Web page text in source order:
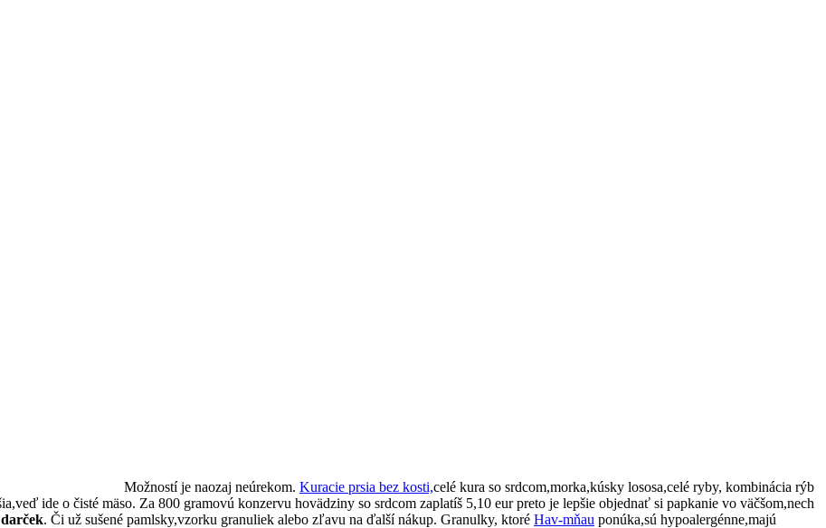
Možností je naozaj neúrekom. Kuracie prsia bez kosti,celé kura so srdcom,morka,kúsky lososa,celé ryby, kombinácia rýb
ide o čisté mäso. Za 800 gramovú konzervu hovädziny so srdcom zaplatíš 5,10 eur preto je lepšie objednať si papkanie vo väčšom,nech
darček. Či už sušené pamlsky,vzorku granuliek alebo zľavu na ďalší nákup. Granulky, ktoré Hav-mňau ponúka,sú hypoalergénne,majú